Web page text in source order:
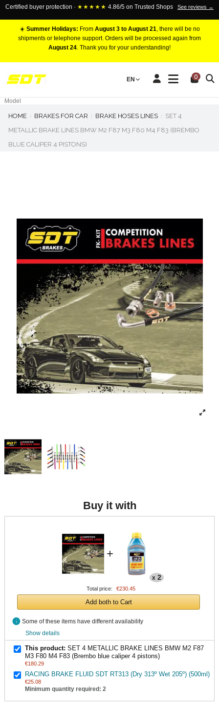
Certified buyer protection · ★★★★★ 4.86/5 on Trusted Shops See reviews →
☀️ Summer Holidays: From August 3 to August 21, there will be no
shipments or telephone support. Orders will be processed again from
August 24. Thank you for your understanding!
EN 0
RACING BRAKE CALIPERS
Marca
Model
HOME BRAKES FOR CAR BRAKE HOSES LINES
SET 4
METALLIC BRAKE LINES BMW M2 F87 M3 F80 M4 F83 (BREMBO
BLUE CALIPER 4 PISTONS)
Buy it with
+
x 2
Total price: €230.45
Add both to Cart
info Some of these items have different availability
Show details
This product: SET 4 METALLIC BRAKE LINES BMW M2 F87
M3 F80 M4 F83 (Brembo blue caliper 4 pistons)
€180.29
RACING BRAKE FLUID SDT RT313 (Dry 313º Wet 205º) (500ml)
€25.08
Minimum quantity required: 2